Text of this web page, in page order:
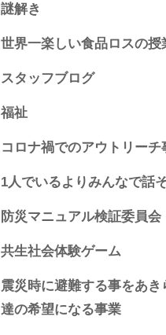
謎解き
世界一楽しい食品ロスの授
スタッフブログ
福祉
コロナ禍でのアウトリーチ
1人でいるよりみんなで話
防災マニュアル検証委員会
共生社会体験ゲーム
震災時に避難する事をあき
達の希望になる事業